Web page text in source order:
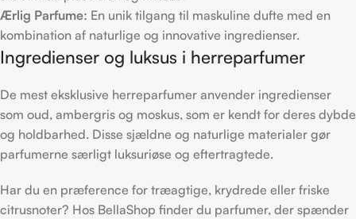
Ærlig Parfume: En unik tilgang til maskuline dufte med en
kombination af naturlige og innovative ingredienser.
Ingredienser og luksus i herreparfumer
De mest eksklusive herreparfumer anvender ingredienser
som oud, ambergris og moskus, som er kendt for deres dybde
og holdbarhed. Disse sjældne og naturlige materialer gør
parfumerne særligt luksuriøse og eftertragtede.
Har du en præference for træagtige, krydrede eller friske
citrusnoter? Hos BellaShop finder du parfumer, der spænder